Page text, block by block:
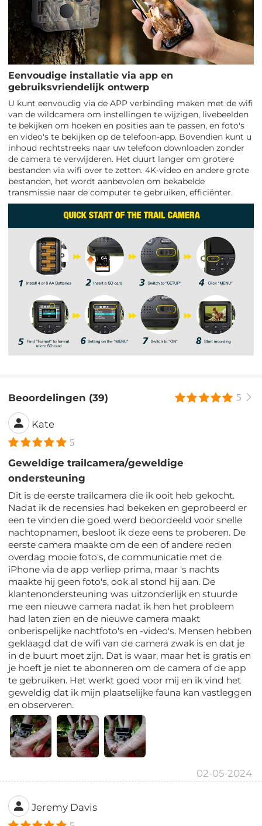
Eenvoudige installatie via app en
gebruiksvriendelijk ontwerp
U kunt eenvoudig via de APP verbinding maken met de wifi
van de wildcamera om instellingen te wijzigen, livebeelden
te bekijken om hoeken en posities aan te passen, en foto's
en video's te bekijken op de telefoon-app. Bovendien kunt u
inhoud rechtstreeks naar uw telefoon downloaden zonder
de camera te verwijderen. Het duurt langer om grotere
bestanden via wifi over te zetten. 4K-video en andere grote
bestanden, het wordt aanbevolen om bekabelde
transmissie naar de computer te gebruiken, efficiënter.
Beoordelingen (39) 5
Kate
5
Geweldige trailcamera/geweldige
ondersteuning
Dit is de eerste trailcamera die ik ooit heb gekocht.
Nadat ik de recensies had bekeken en geprobeerd er
een te vinden die goed werd beoordeeld voor snelle
nachtopnamen, besloot ik deze eens te proberen. De
eerste camera maakte om de een of andere reden
overdag mooie foto's, de communicatie met de
iPhone via de app verliep prima, maar 's nachts
maakte hij geen foto's, ook al stond hij aan. De
klantenondersteuning was uitzonderlijk en stuurde
me een nieuwe camera nadat ik hen het probleem
had laten zien en de nieuwe camera maakt
onberispelijke nachtfoto's en -video's. Mensen hebben
geklaagd dat de wifi van de camera zwak is en dat je
in de buurt moet zijn. Dat is waar, maar het is gratis en
je hoeft je niet te abonneren om de camera of de app
te gebruiken. Het werkt goed voor mij en ik vind het
geweldig dat ik mijn plaatselijke fauna kan vastleggen
en observeren.
02-05-2024
Jeremy Davis